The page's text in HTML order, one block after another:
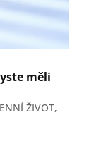
měli
ŽIVOT,